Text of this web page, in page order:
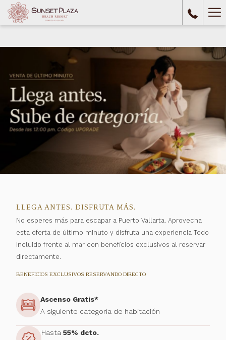
LLEGA ANTES. DISFRUTA MÁS.
No esperes más para escapar a Puerto Vallarta. Aprovecha
esta oferta de último minuto y disfruta una experiencia Todo
Incluido frente al mar con beneficios exclusivos al reservar
directamente.
BENEFICIOS EXCLUSIVOS RESERVANDO DIRECTO
Ascenso Gratis*
A siguiente categoría de habitación
Hasta 55% dcto.